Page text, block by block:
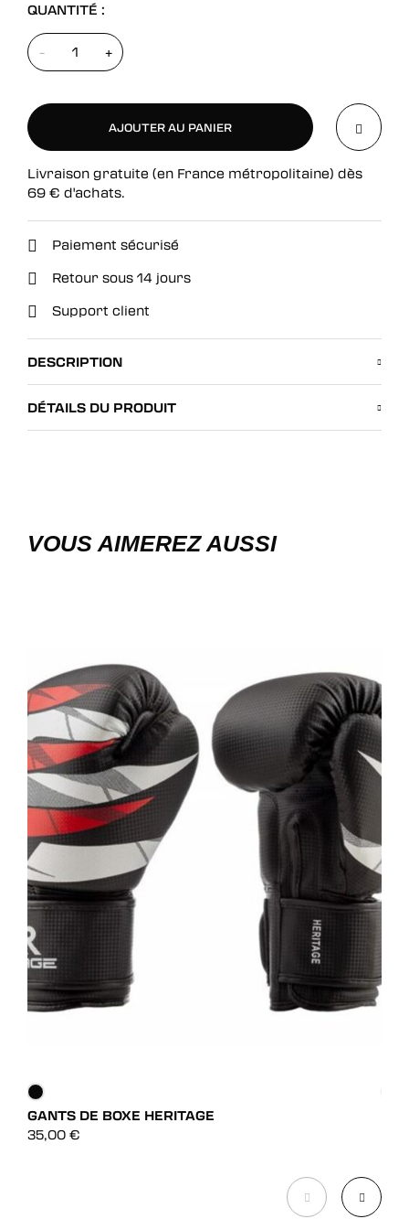
QUANTITÉ :
- +
AJOUTER AU PANIER
AJOUTER AU PANIER
Livraison gratuite (en France métropolitaine) dès
69 € d'achats.
Paiement sécurisé
Retour sous 14 jours
Support client
DESCRIPTION
DÉTAILS DU PRODUIT
VOUS AIMEREZ AUSSI
GANTS DE BOXE HERITAGE
35,00 €